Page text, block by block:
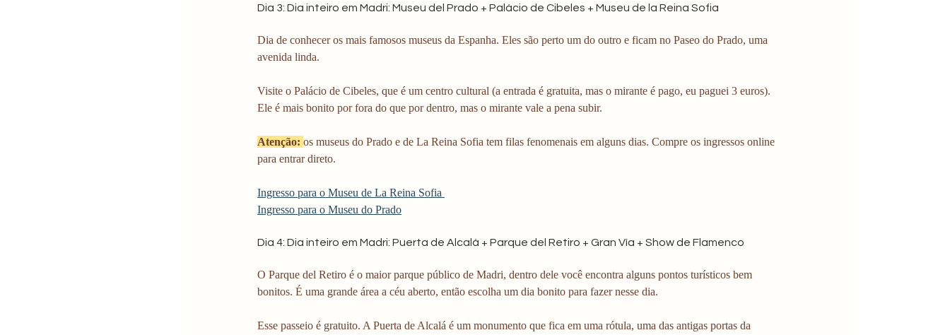
Dia 3: Dia inteiro em Madri: Museu del Prado + Palácio de Cibeles + Museu de la Reina Sofia
Dia de conhecer os mais famosos museus da Espanha. Eles são perto um do outro e ficam no Paseo do Prado, uma
avenida linda.
Visite o Palácio de Cibeles, que é um centro cultural (a entrada é gratuita, mas o mirante é pago, eu paguei 3 euros).
Ele é mais bonito por fora do que por dentro, mas o mirante vale a pena subir.
Atenção: os museus do Prado e de La Reina Sofia tem filas fenomenais em alguns dias. Compre os ingressos online
para entrar direto.
Ingresso para o Museu de La Reina Sofia
Ingresso para o Museu do Prado
Dia 4: Dia inteiro em Madri: Puerta de Alcalá + Parque del Retiro + Gran Vía + Show de Flamenco
O Parque del Retiro é o maior parque público de Madri, dentro dele você encontra alguns pontos turísticos bem
bonitos. É uma grande área a céu aberto, então escolha um dia bonito para fazer nesse dia.
Esse passeio é gratuito. A Puerta de Alcalá é um monumento que fica em uma rótula, uma das antigas portas da